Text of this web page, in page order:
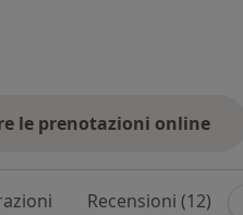
le prenotazioni online
Recensioni (12)